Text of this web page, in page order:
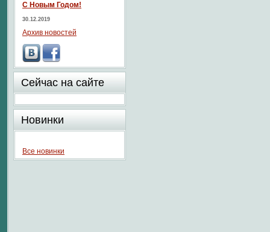
С Новым Годом!
30.12.2019
Архив новостей
Сейчас на сайте
Новинки
Все новинки